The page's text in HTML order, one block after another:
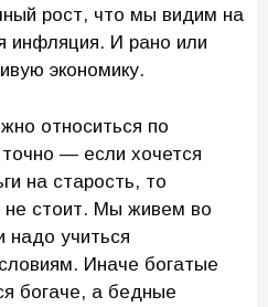
рост, что мы видим на
инфляция. И рано или
экономику.
относиться по
— если хочется
на старость, то
не стоит. Мы живем во
надо учиться
Иначе богатые
богаче, а бедные